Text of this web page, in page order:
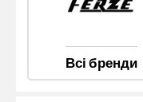
Всі бренди